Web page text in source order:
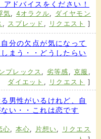
ドバイスをください！
気, 4オラクル, ダイヤモン
, スプレッド , リクエスト ]
分の欠点が気になって
まう・・どうしたらい
プレックス, 劣等感 ,克服 ,
ダイエット , リクエスト ]
男性がいるけれど、自
い・・これは恋です
心, 本心, 片想い,
リクエス